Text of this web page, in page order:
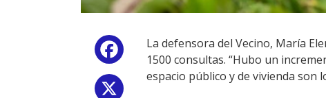
Facebook
La defensora del Vecino, María
1500 consultas. “Hubo un
espacio público y de vivienda son